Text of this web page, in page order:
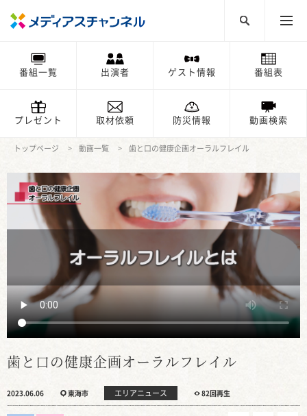
番組一覧 出演者 ゲスト情報 番組表
プレゼント 取材依頼 防災情報 動画検索
トップページ 動画一覧 歯と口の健康企画オーラルフレイル
歯と口の健康企画オーラルフレイル
2023.06.06 東海市 エリアニュース 82回再生